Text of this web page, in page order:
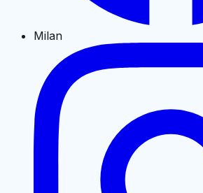
Milan